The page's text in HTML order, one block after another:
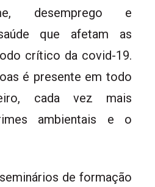
desemprego e
que afetam as
crítico da covid-19.
é presente em todo
cada vez mais
ambientais e o
de formação